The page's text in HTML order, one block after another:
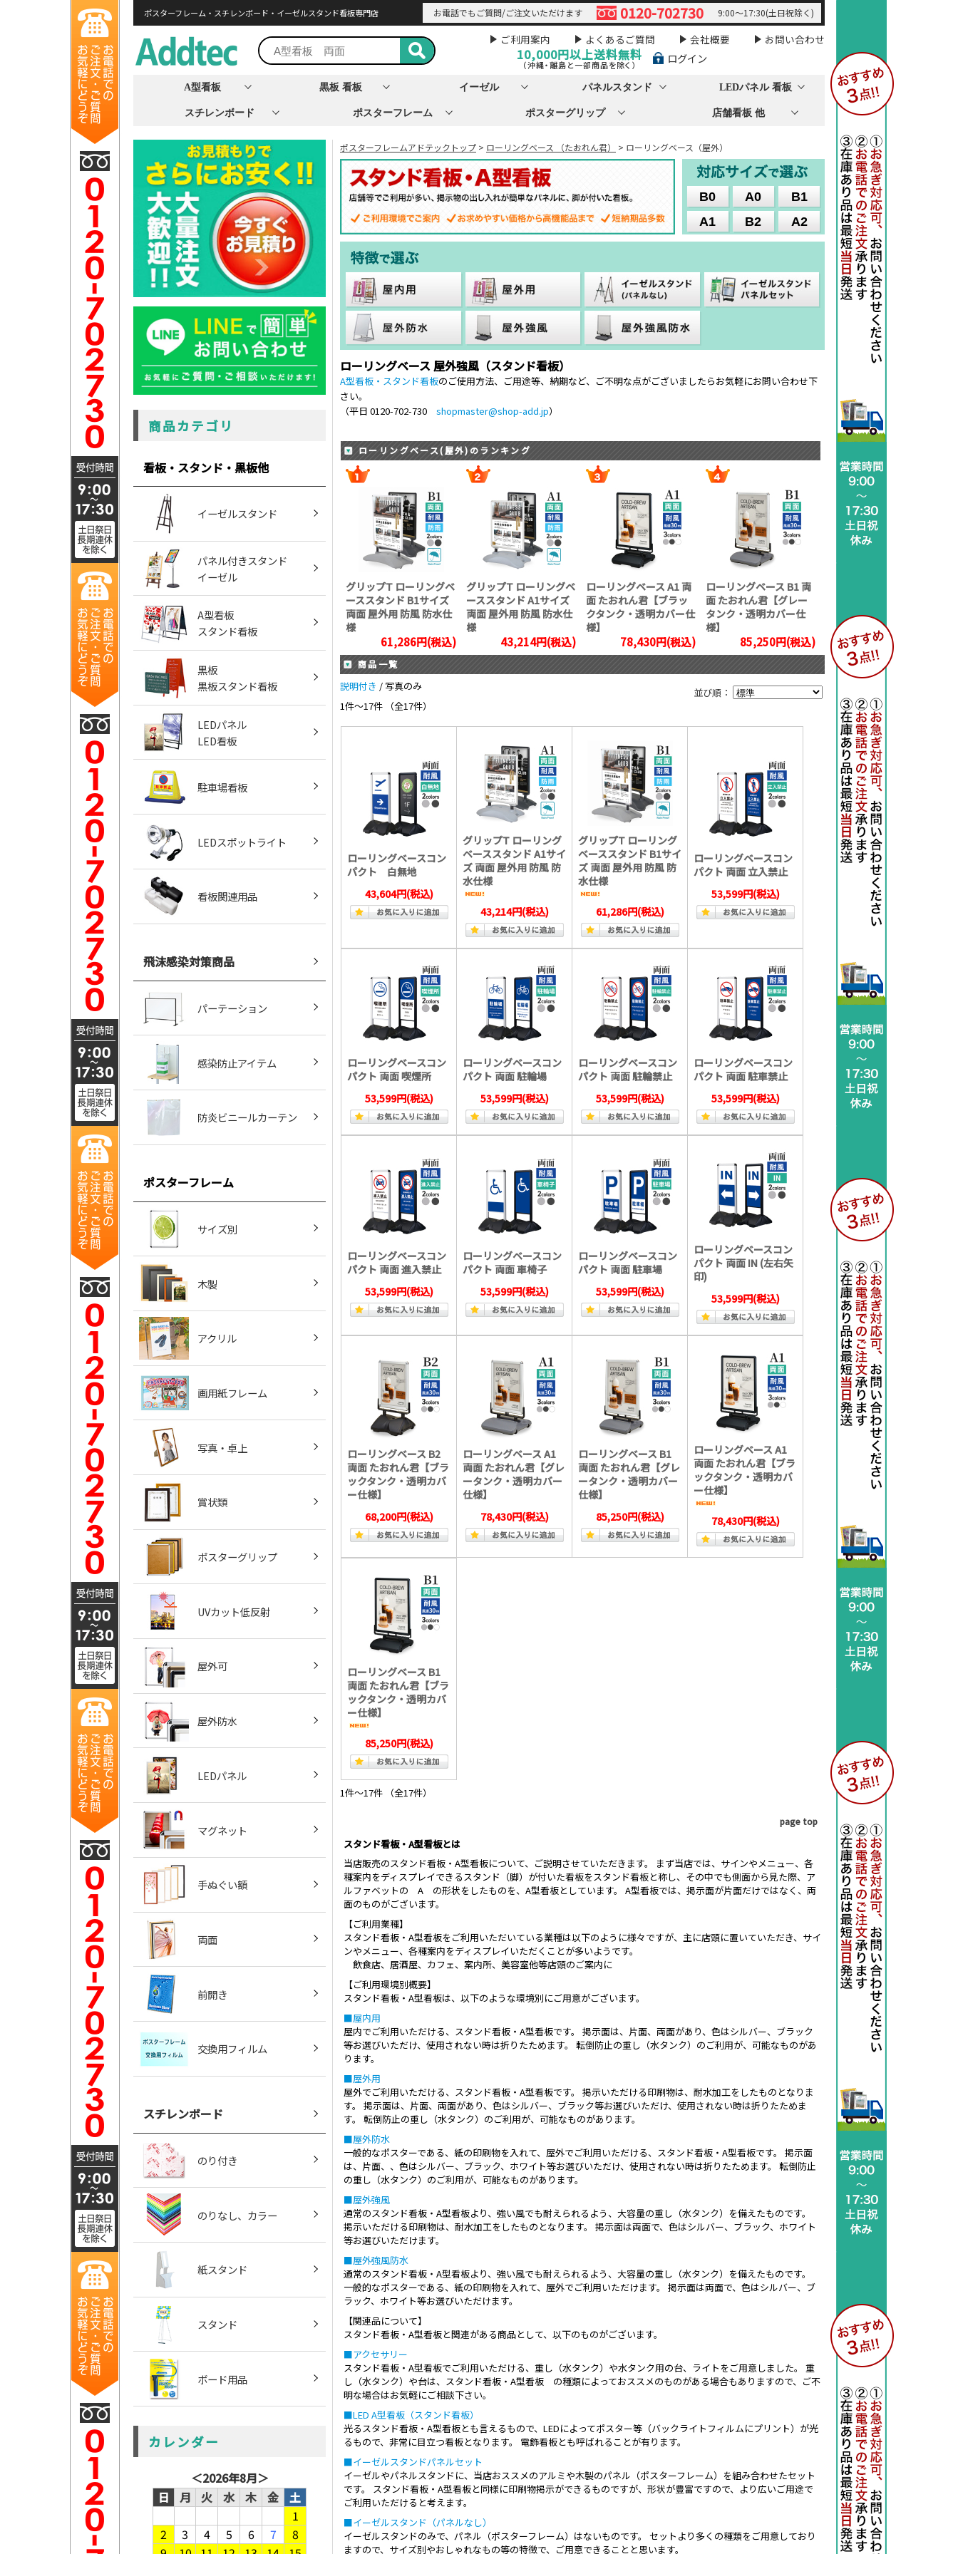
ポスターフレーム・スチレンボード・イーゼルスタンド看板専門店 お電話でもご質問/ご注文いただけます 0120-702730 9:00～17:30(土日祝除く)
ご利用案内 よくあるご質問 会社概要 お問い合わせ
10,000円以上送料無料
（沖縄・離島と一部商品を除く） ログイン
A型看板 黒板 看板 イーゼル パネルスタンド LEDパネル 看板
スチレンボード ポスターフレーム ポスターグリップ 店舗看板 他
商品カテゴリ
看板・スタンド・黒板他
イーゼルスタンド
パネル付きスタンド
イーゼル
A型看板
スタンド看板
黒板
黒板スタンド看板
LEDパネル
LED看板
駐車場看板
LEDスポットライト
看板関連用品
飛沫感染対策商品
パーテーション
感染防止アイテム
防炎ビニールカーテン
ポスターフレーム
サイズ別
木製
アクリル
画用紙フレーム
写真・卓上
賞状類
ポスターグリップ
UVカット低反射
屋外可
屋外防水
LEDパネル
マグネット
手ぬぐい額
両面
前開き
交換用フィルム
スチレンボード
のり付き
のりなし、カラー
紙スタンド
スタンド
ボード用品
カレンダー
＜2026年8月＞
日
月 火 水 木 金
土
1
2
3 4 5 6 7
8
ポスターフレームアドテックトップ > ローリングベース （たおれん君） > ローリングベース（屋外）
ローリングベース 屋外強風（スタンド看板）
A型看板・スタンド看板のご使用方法、ご用途等、納期など、ご不明な点がございましたらお気軽にお問い合わせ下
さい。
（平日 0120-702-730 shopmaster@shop-add.jp）
ローリングベース(屋外)のランキング
グリップT ローリングベ
ーススタンド B1サイズ
両面 屋外用 防風 防水仕
様
61,286円(税込)
グリップT ローリングベ
ーススタンド A1サイズ
両面 屋外用 防風 防水仕
様
43,214円(税込)
ローリングベース A1 両
面 たおれん君【ブラッ
クタンク・透明カバー仕
様】
78,430円(税込)
ローリングベース B1 両
面 たおれん君【グレー
タンク・透明カバー仕
様】
85,250円(税込)
商品一覧
並び順：
説明付き / 写真のみ
1件～17件 （全17件）
ローリングベースコン
パクト 白無地
43,604円(税込)
グリップT ローリング
ベーススタンド A1サイ
ズ 両面 屋外用 防風 防
水仕様
43,214円(税込)
グリップT ローリング
ベーススタンド B1サイ
ズ 両面 屋外用 防風 防
水仕様
61,286円(税込)
ローリングベースコン
パクト 両面 立入禁止
53,599円(税込)
ローリングベースコン
パクト 両面 喫煙所
53,599円(税込)
ローリングベースコン
パクト 両面 駐輪場
53,599円(税込)
ローリングベースコン
パクト 両面 駐輪禁止
53,599円(税込)
ローリングベースコン
パクト 両面 駐車禁止
53,599円(税込)
ローリングベースコン
パクト 両面 進入禁止
53,599円(税込)
ローリングベースコン
パクト 両面 車椅子
53,599円(税込)
ローリングベースコン
パクト 両面 駐車場
53,599円(税込)
ローリングベースコン
パクト 両面 IN (左右矢
印)
53,599円(税込)
ローリングベース B2
両面 たおれん君【ブラ
ックタンク・透明カバ
ー仕様】
68,200円(税込)
ローリングベース A1
両面 たおれん君【グレ
ータンク・透明カバー
仕様】
78,430円(税込)
ローリングベース B1
両面 たおれん君【グレ
ータンク・透明カバー
仕様】
85,250円(税込)
ローリングベース A1
両面 たおれん君【ブラ
ックタンク・透明カバ
ー仕様】
78,430円(税込)
ローリングベース B1
両面 たおれん君【ブラ
ックタンク・透明カバ
ー仕様】
85,250円(税込)
1件～17件 （全17件）
page top
スタンド看板・A型看板とは
当店販売のスタンド看板・A型看板について、ご説明させていただきます。 まず当店では、サインやメニュー、各
種案内をディスプレイできるスタンド（脚）が付いた看板をスタンド看板と称し、その中でも側面から見た際、ア
ルファベットの A の形状をしたものを、A型看板としています。 A型看板では、掲示面が片面だけではなく、両
面のものがございます。
【ご利用業種】
スタンド看板・A型看板をご利用いただいている業種は以下のように様々ですが、主に店頭に置いていただき、サイ
ンやメニュー、各種案内をディスプレイいただくことが多いようです。
飲食店、居酒屋、カフェ、案内所、美容室他等店頭のご案内に
【ご利用環境別概要】
スタンド看板・A型看板は、以下のような環境別にご用意がございます。
■屋内用
屋内でご利用いただける、スタンド看板・A型看板です。 掲示面は、片面、両面があり、色はシルバー、ブラック
等お選びいただけ、使用されない時は折りたためます。 転倒防止の重し（水タンク）のご利用が、可能なものがあ
ります。
■屋外用
屋外でご利用いただける、スタンド看板・A型看板です。 掲示いただける印刷物は、耐水加工をしたものとなりま
す。 掲示面は、片面、両面があり、色はシルバー、ブラック等お選びいただけ、使用されない時は折りたためま
す。 転倒防止の重し（水タンク）のご利用が、可能なものがあります。
■屋外防水
一般的なポスターである、紙の印刷物を入れて、屋外でご利用いただける、スタンド看板・A型看板です。 掲示面
は、片面、、色はシルバー、ブラック、ホワイト等お選びいただけ、使用されない時は折りたためます。 転倒防止
の重し（水タンク）のご利用が、可能なものがあります。
■屋外強風
通常のスタンド看板・A型看板より、強い風でも耐えられるよう、大容量の重し（水タンク）を備えたものです。
掲示いただける印刷物は、耐水加工をしたものとなります。 掲示面は両面で、色はシルバー、ブラック、ホワイト
等お選びいただけます。
■屋外強風防水
通常のスタンド看板・A型看板より、強い風でも耐えられるよう、大容量の重し（水タンク）を備えたものです。
一般的なポスターである、紙の印刷物を入れて、屋外でご利用いただけます。 掲示面は両面で、色はシルバー、ブ
ラック、ホワイト等お選びいただけます。
【関連品について】
スタンド看板・A型看板と関連がある商品として、以下のものがございます。
■アクセサリー
スタンド看板・A型看板でご利用いただける、重し（水タンク）や水タンク用の台、ライトをご用意しました。 重
し（水タンク）や台は、スタンド看板・A型看板 の種類によっておススメのものがある場合もありますので、ご不
明な場合はお気軽にご相談下さい。
■LED A型看板（スタンド看板）
光るスタンド看板・A型看板とも言えるもので、LEDによってポスター等（バックライトフィルムにプリント）が光
るもので、非常に目立つ看板となります。 電飾看板とも呼ばれることが有ります。
■イーゼルスタンドパネルセット
イーゼルやパネルスタンドに、当店おススメのアルミや木製のパネル（ポスターフレーム）を組み合わせたセット
です。 スタンド看板・A型看板と同様に印刷物掲示ができるものですが、形状が豊富ですので、より広いご用途で
ご利用いただけると考えます。
■イーゼルスタンド（パネルなし）
イーゼルスタンドのみで、パネル（ポスターフレーム）はないものです。 セットより多くの種類をご用意しており
ますので、サイズ別やおしゃれなもの等の特徴で、ご用意できることと思います。